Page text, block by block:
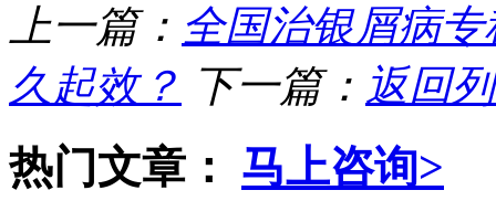
上一篇： 全国治银屑病
久起效？ 下一篇： 返回
热门文章： 马上咨询>